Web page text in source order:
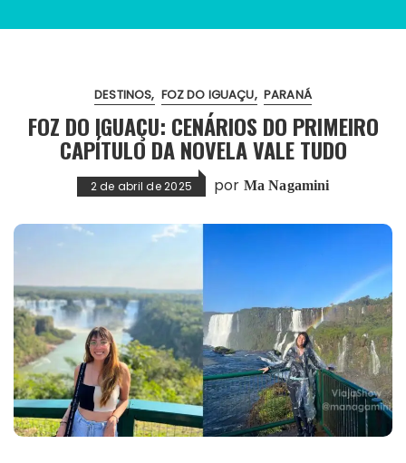
DESTINOS FOZ DO IGUAÇU PARANÁ
FOZ DO IGUAÇU: CENÁRIOS DO PRIMEIRO
CAPÍTULO DA NOVELA VALE TUDO
2 de abril de 2025 por Ma Nagamini